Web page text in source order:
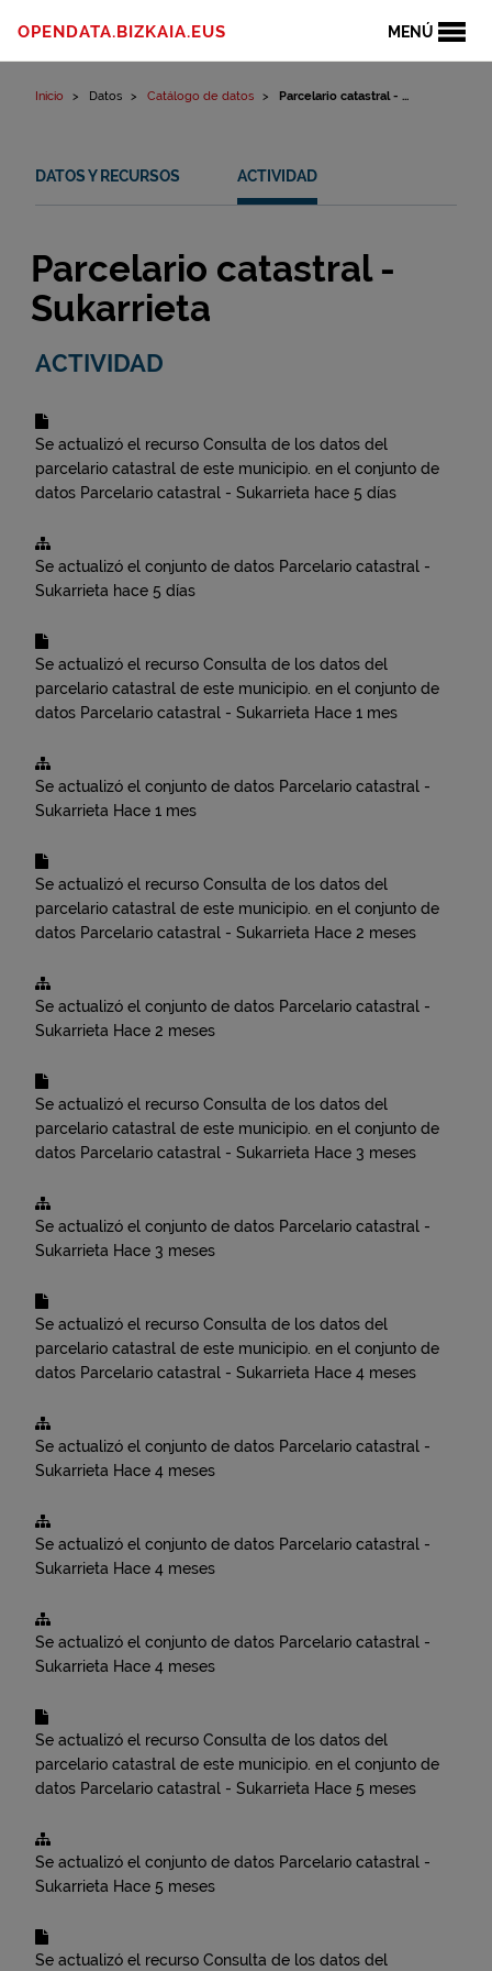
MENÚ
OPENDATA.BIZKAIA.EUS
Inicio Datos Catálogo de datos Parcelario catastral - ...
DATOS Y RECURSOS ACTIVIDAD
Parcelario catastral -
Sukarrieta
ACTIVIDAD
Se actualizó el recurso Consulta de los datos del
parcelario catastral de este municipio. en el conjunto de
datos Parcelario catastral - Sukarrieta hace 5 días
Se actualizó el conjunto de datos Parcelario catastral -
Sukarrieta hace 5 días
Se actualizó el recurso Consulta de los datos del
parcelario catastral de este municipio. en el conjunto de
datos Parcelario catastral - Sukarrieta Hace 1 mes
Se actualizó el conjunto de datos Parcelario catastral -
Sukarrieta Hace 1 mes
Se actualizó el recurso Consulta de los datos del
parcelario catastral de este municipio. en el conjunto de
datos Parcelario catastral - Sukarrieta Hace 2 meses
Se actualizó el conjunto de datos Parcelario catastral -
Sukarrieta Hace 2 meses
Se actualizó el recurso Consulta de los datos del
parcelario catastral de este municipio. en el conjunto de
datos Parcelario catastral - Sukarrieta Hace 3 meses
Se actualizó el conjunto de datos Parcelario catastral -
Sukarrieta Hace 3 meses
Se actualizó el recurso Consulta de los datos del
parcelario catastral de este municipio. en el conjunto de
datos Parcelario catastral - Sukarrieta Hace 4 meses
Se actualizó el conjunto de datos Parcelario catastral -
Sukarrieta Hace 4 meses
Se actualizó el conjunto de datos Parcelario catastral -
Sukarrieta Hace 4 meses
Se actualizó el conjunto de datos Parcelario catastral -
Sukarrieta Hace 4 meses
Se actualizó el recurso Consulta de los datos del
parcelario catastral de este municipio. en el conjunto de
datos Parcelario catastral - Sukarrieta Hace 5 meses
Se actualizó el conjunto de datos Parcelario catastral -
Sukarrieta Hace 5 meses
Se actualizó el recurso Consulta de los datos del